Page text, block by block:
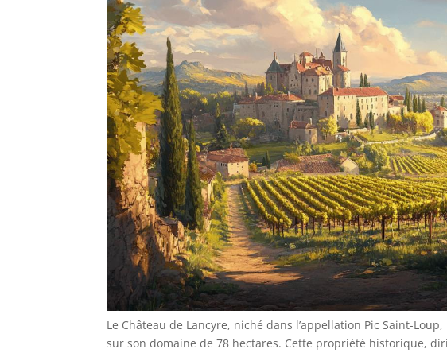
Le Château de Lancyre, niché dans l’appellation Pic Saint-
sur son domaine de 78 hectares. Cette propriété historique,